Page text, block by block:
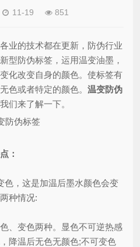
11-19 851
的技术都在更新，防伪行业
型防伪标签，运用温变油墨，
化改变自身的颜色。使标签有
色或者特定的颜色。 温变防伪
们来了解一下。
：
，这是加温后墨水颜色会变
种情况:
变色两种。显色不可逆热感
降温后无色无颜色;不可变色